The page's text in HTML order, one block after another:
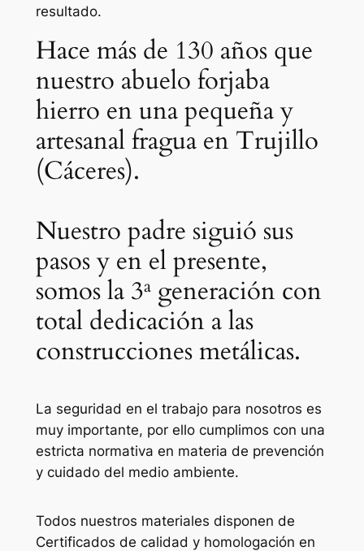
resultado.
Hace más de 130 años que
nuestro abuelo forjaba
hierro en una pequeña y
artesanal fragua en Trujillo
(Cáceres).
Nuestro padre siguió sus
pasos y en el presente,
somos la 3ª generación con
total dedicación a las
construcciones metálicas.
La seguridad en el trabajo para nosotros es
muy importante, por ello cumplimos con una
estricta normativa en materia de prevención
y cuidado del medio ambiente.
Todos nuestros materiales disponen de
Certificados de calidad y homologación en